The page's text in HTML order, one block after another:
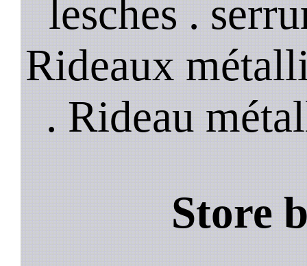
lesches .
Rideaux
. Rideau
Store